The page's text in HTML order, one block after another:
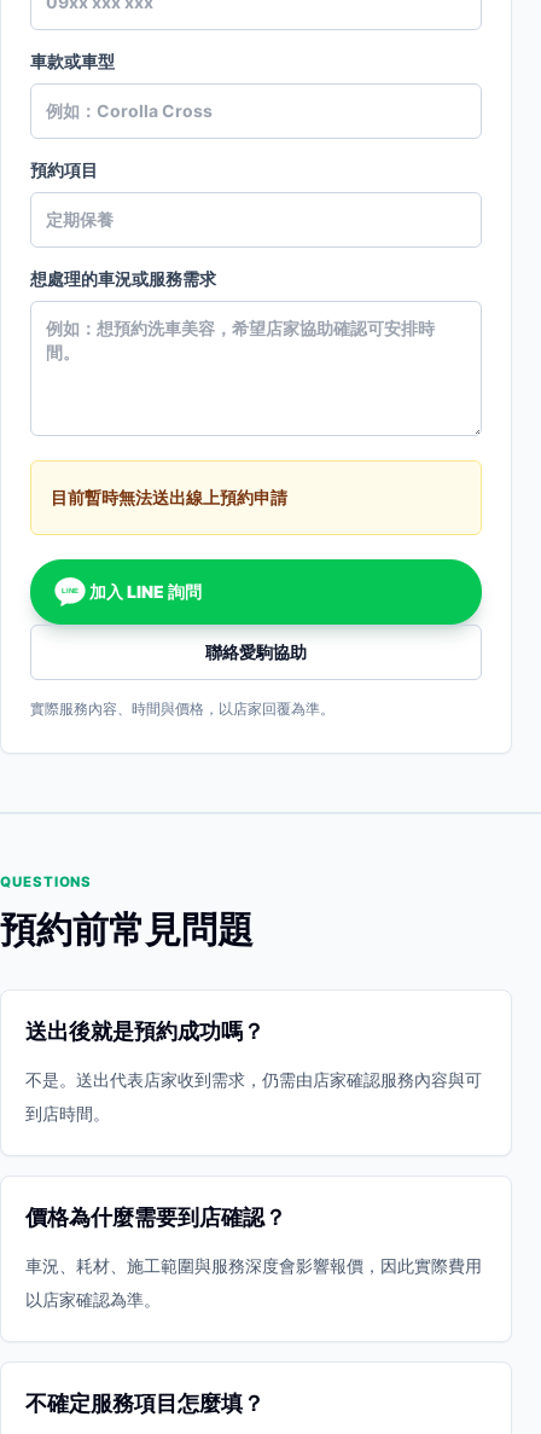
車款或車型
預約項目
想處理的車況或服務需求
目前暫時無法送出線上預約申請
LINE 加入 LINE 詢問
聯絡愛駒協助
實際服務內容、時間與價格，以店家回覆為準。
QUESTIONS
預約前常見問題
送出後就是預約成功嗎？
不是。送出代表店家收到需求，仍需由店家確認服務內容與可
到店時間。
價格為什麼需要到店確認？
車況、耗材、施工範圍與服務深度會影響報價，因此實際費用
以店家確認為準。
不確定服務項目怎麼填？